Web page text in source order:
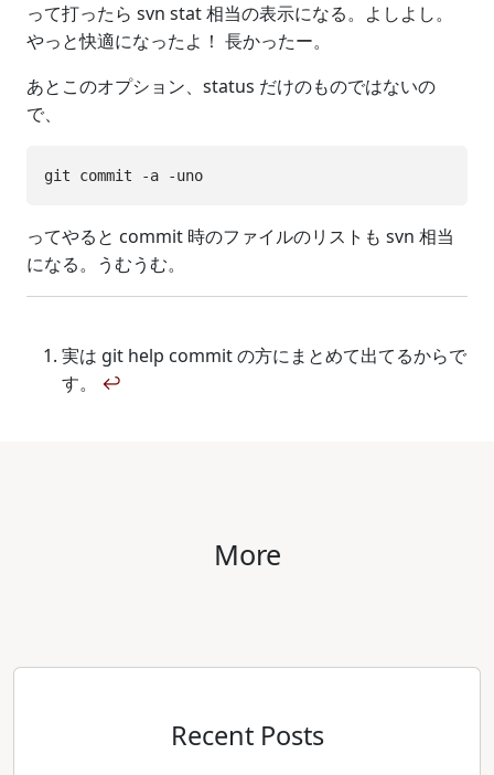
って打ったら svn stat 相当の表示になる。よしよし。
やっと快適になったよ！ 長かったー。
あとこのオプション、status だけのものではないの
で、
ってやると commit 時のファイルのリストも svn 相当
になる。うむうむ。
実は git help commit の方にまとめて出てるからで
す。 ↩
More
Recent Posts